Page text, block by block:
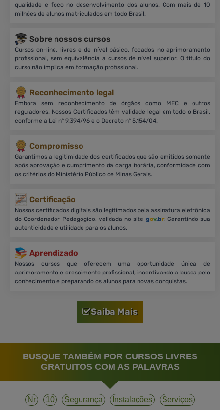
qualidade e foco no desenvolvimento dos alunos. Com mais de 10
milhões de alunos matriculados em todo Brasil.
Sobre nossos cursos
Cursos on-line, livres e de nível básico, focados no aprimoramento
profissional, sem equivalência a cursos de nível superior. O título do
curso não implica em formação profissional.
Reconhecimento legal
Embora sem reconhecimento de órgãos como MEC e outros
reguladores. Nossos Certificados têm validade legal em todo o Brasil,
conforme a Lei nº 9.394/96 e o Decreto nº 5.154/04.
Compromisso
Garantimos a legitimidade dos certificados que são emitidos somente
após aprovação e cumprimento da carga horária, conformidade com
os critérios do Ministério Público de Minas Gerais.
Certificação
Nossos certificados digitais são legitimados pela assinatura eletrônica
do Coordenador Pedagógico, validada no site gov.br. Garantindo sua
autenticidade e utilidade para os alunos.
Aprendizado
Nossos cursos que oferecem uma oportunidade única de
aprimoramento e crescimento profissional, incentivando a busca pelo
conhecimento e preparando os alunos para novas conquistas.
Saiba Mais
BUSQUE TAMBÉM POR CURSOS LIVRES
GRATUITOS COM AS PALAVRAS
Nr 10 Segurança Instalações
Serviços